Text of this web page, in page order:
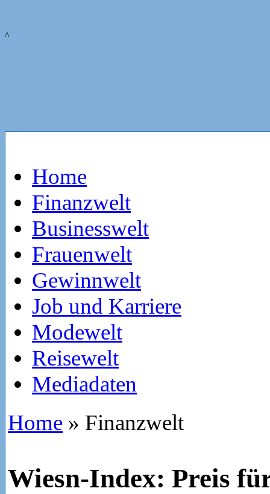
^
Home
Finanzwelt
Businesswelt
Frauenwelt
Gewinnwelt
Job und Karriere
Modewelt
Reisewelt
Mediadaten
Home » Finanzwelt
Wiesn-Index: Preis